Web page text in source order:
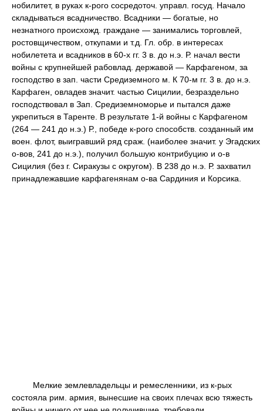
нобилитет, в руках к-рого сосредоточ. управл. госуд. Начало
складываться всадничество. Всадники — богатые, но
незнатного происхожд. граждане — занимались торговлей,
ростовщичеством, откупами и т.д. Гл. обр. в интересах
нобилетета и всадников в 60-х гг. 3 в. до н.э. Р. начал вести
войны с крупнейшей рабовлад. державой — Карфагеном, за
господство в зап. части Средиземного м. К 70-м гг. 3 в. до н.э.
Карфаген, овладев значит. частью Сицилии, безраздельно
господствовал в Зап. Средиземноморье и пытался даже
укрепиться в Таренте. В результате 1-й войны с Карфагеном
(264 — 241 до н.э.) Р., победе к-рого способств. созданный им
воен. флот, выигравший ряд сраж. (наиболее значит. у Эгадских
о-вов, 241 до н.э.), получил большую контрибуцию и о-в
Сицилия (без г. Сиракузы с округом). В 238 до н.э. Р. захватил
принадлежавшие карфагенянам о-ва Сардиния и Корсика.
Мелкие землевладельцы и ремесленники, из к-рых
состояла рим. армия, вынесшие на своих плечах всю тяжесть